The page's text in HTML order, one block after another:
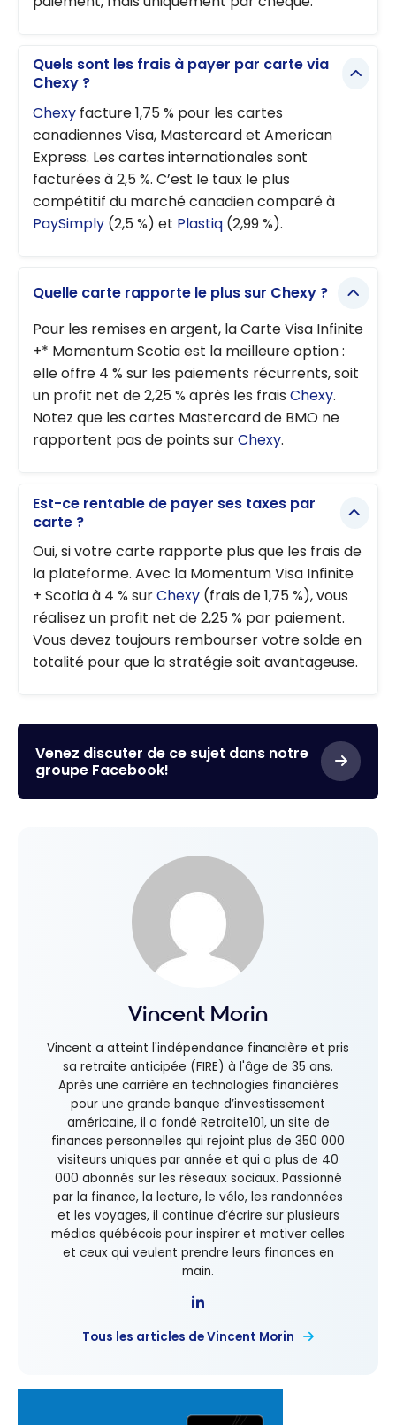
Quels sont les frais à payer par carte via
Chexy ?
Chexy facture 1,75 % pour les cartes
canadiennes Visa, Mastercard et American
Express. Les cartes internationales sont
facturées à 2,5 %. C’est le taux le plus
compétitif du marché canadien comparé à
PaySimply (2,5 %) et Plastiq (2,99 %).
Quelle carte rapporte le plus sur Chexy ?
Pour les remises en argent, la Carte Visa Infinite
+* Momentum Scotia est la meilleure option :
elle offre 4 % sur les paiements récurrents, soit
un profit net de 2,25 % après les frais Chexy.
Notez que les cartes Mastercard de BMO ne
rapportent pas de points surChexy.
Est-ce rentable de payer ses taxes par
carte ?
Oui, si votre carte rapporte plus que les frais de
la plateforme. Avec la Momentum Visa Infinite
+ Scotia à 4 % surChexy (frais de 1,75 %), vous
réalisez un profit net de 2,25 % par paiement.
Vous devez toujours rembourser votre solde en
totalité pour que la stratégie soit avantageuse.
Venez discuter de ce sujet dans notre
groupe Facebook!
Vincent Morin
Vincent a atteint l'indépendance financière et pris
sa retraite anticipée (FIRE) à l'âge de 35 ans.
Après une carrière en technologies financières
pour une grande banque d’investissement
américaine, il a fondé Retraite101, un site de
finances personnelles qui rejoint plus de 350 000
visiteurs uniques par année et qui a plus de 40
000 abonnés sur les réseaux sociaux. Passionné
par la finance, la lecture, le vélo, les randonnées
et les voyages, il continue d’écrire sur plusieurs
médias québécois pour inspirer et motiver celles
et ceux qui veulent prendre leurs finances en
main.
Tous les articles de Vincent Morin